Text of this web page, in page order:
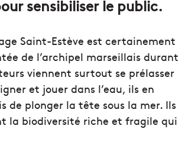
sensibiliser le public.
Saint-Estève est certainement
de l’archipel marseillais durant
viennent surtout se prélasser
et jouer dans l’eau, ils en
de plonger la tête sous la mer. Ils
la biodiversité riche et fragile qui